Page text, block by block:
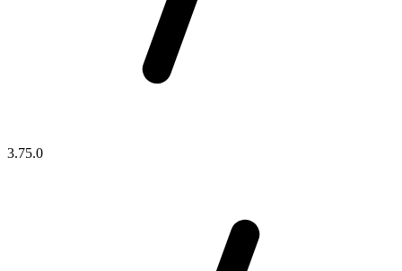
3.75.0